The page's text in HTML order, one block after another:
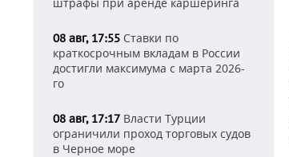
08 авг, 17:55 Ставки по
краткосрочным вкладам в России
достигли максимума с марта 2026-
го
08 авг, 17:17 Власти Турции
ограничили проход торговых судов
в Черное море